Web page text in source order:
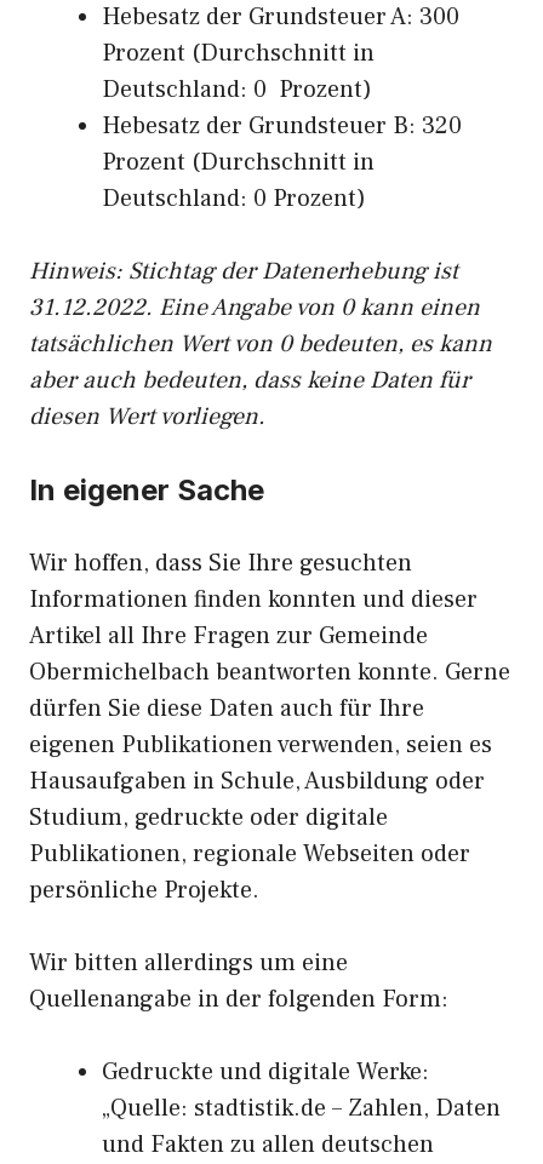
Hebesatz der Grundsteuer A: 300
Prozent (Durchschnitt in
Deutschland: 0 Prozent)
Hebesatz der Grundsteuer B: 320
Prozent (Durchschnitt in
Deutschland: 0 Prozent)
Hinweis: Stichtag der Datenerhebung ist
31.12.2022. Eine Angabe von 0 kann einen
tatsächlichen Wert von 0 bedeuten, es kann
aber auch bedeuten, dass keine Daten für
diesen Wert vorliegen.
In eigener Sache
Wir hoffen, dass Sie Ihre gesuchten
Informationen finden konnten und dieser
Artikel all Ihre Fragen zur Gemeinde
Obermichelbach beantworten konnte. Gerne
dürfen Sie diese Daten auch für Ihre
eigenen Publikationen verwenden, seien es
Hausaufgaben in Schule, Ausbildung oder
Studium, gedruckte oder digitale
Publikationen, regionale Webseiten oder
persönliche Projekte.
Wir bitten allerdings um eine
Quellenangabe in der folgenden Form:
Gedruckte und digitale Werke:
„Quelle: stadtistik.de – Zahlen, Daten
und Fakten zu allen deutschen